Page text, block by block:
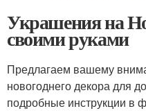
Украшения на
своими руками
Предлагаем вашему
новогоднего декора для
подробные инструкции в